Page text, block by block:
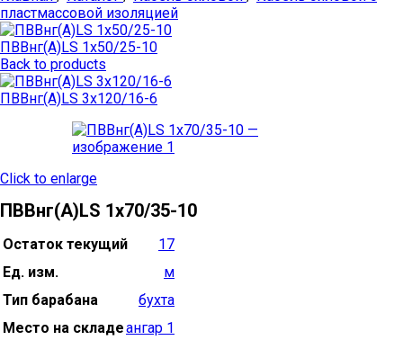
пластмассовой изоляцией
ПВВнг(А)LS 1х50/25-10
Back to products
ПВВнг(А)LS 3х120/16-6
Click to enlarge
ПВВнг(А)LS 1х70/35-10
Остаток текущий
17
Ед. изм.
м
Тип барабана
бухта
Место на складеангар 1